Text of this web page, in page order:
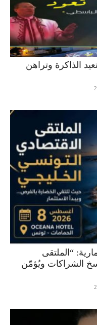
الذاكرة وتراهن
“الملتقى
الشراكات ويُؤمّن